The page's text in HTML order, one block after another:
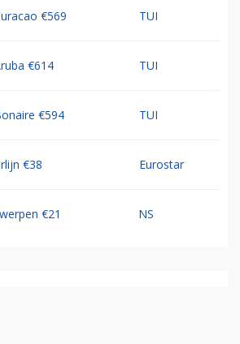
€569 TUI
€614 TUI
€594 TUI
€38 Eurostar
€21 NS